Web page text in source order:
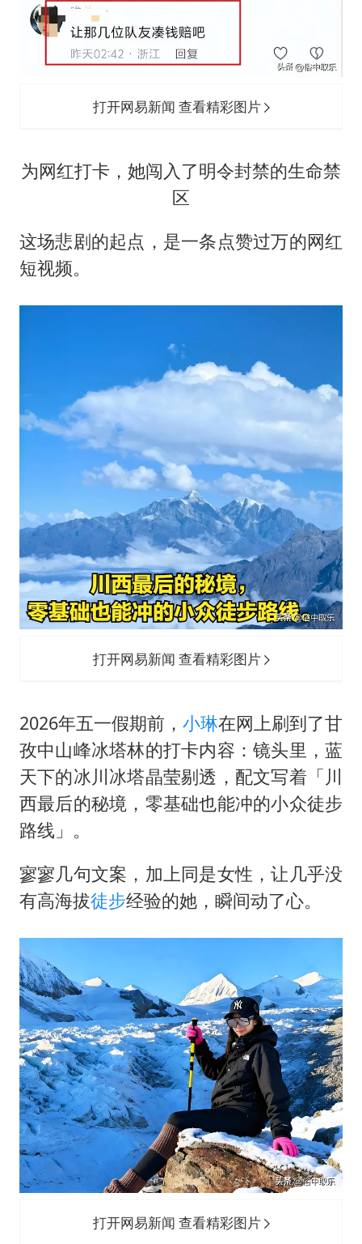
打开网易新闻 查看精彩图片
为网红打卡，她闯入了明令封禁的生命禁
区
这场悲剧的起点，是一条点赞过万的网红
短视频。
打开网易新闻 查看精彩图片
2026年五一假期前， 小琳在网上刷到了甘
孜中山峰冰塔林的打卡内容：镜头里，蓝
天下的冰川冰塔晶莹剔透，配文写着「川
西最后的秘境，零基础也能冲的小众徒步
路线」。
寥寥几句文案，加上同是女性，让几乎没
有高海拔徒步经验的她，瞬间动了心。
打开网易新闻 查看精彩图片